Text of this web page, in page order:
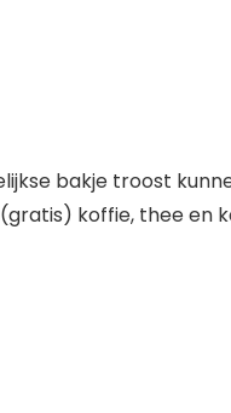
bakje troost
koffie, thee en